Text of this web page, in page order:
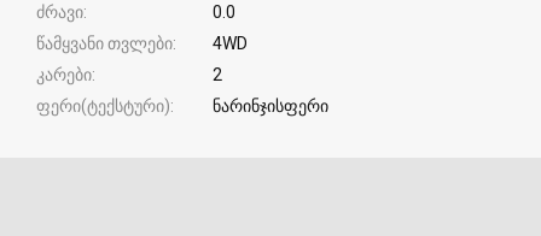
ძრავი
0.0
წამყვანი თვლები
4WD
კარები
2
ფერი(ტექსტური)
ნარინჯისფერი